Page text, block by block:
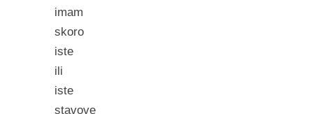
imam
skoro
iste
ili
iste
stavove